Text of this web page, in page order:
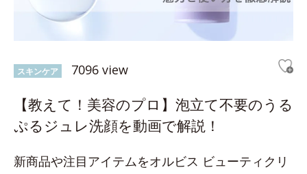
スキンケア 7096 view
【教えて！美容のプロ】泡立て不要のうる
ぷるジュレ洗顔を動画で解説！
新商品や注目アイテムをオルビス ビューティクリ